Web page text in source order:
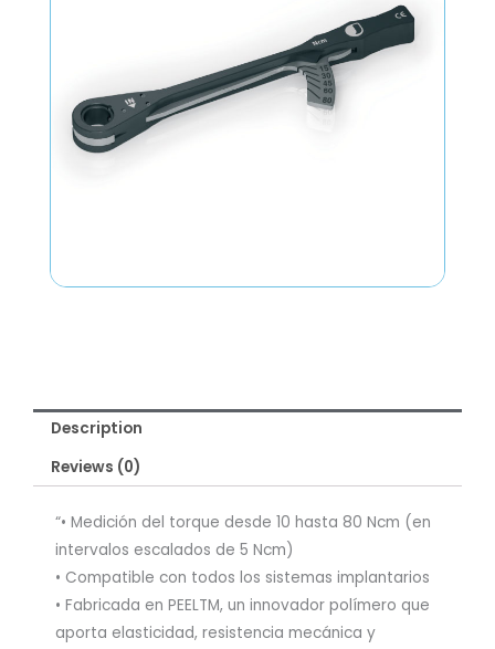
Description
Reviews (0)
“• Medición del torque desde 10 hasta 80 Ncm (en
intervalos escalados de 5 Ncm)
• Compatible con todos los sistemas implantarios
• Fabricada en PEELTM, un innovador polímero que
aporta elasticidad, resistencia mecánica y